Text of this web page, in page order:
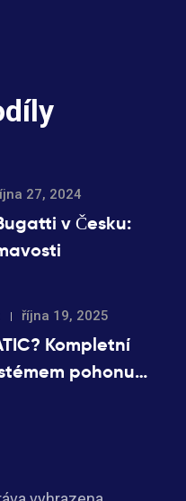
27, 2024
v Česku:
října 19, 2025
Kompletní
pohonu